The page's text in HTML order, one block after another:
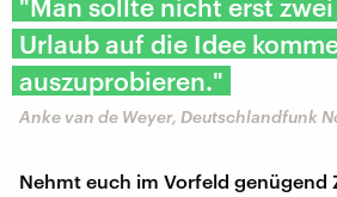
"Man sollte nicht erst zwei
Urlaub auf die Idee
auszuprobieren."
Anke van de Weyer, Deutschlandfunk
Nehmt euch im Vorfeld genügend